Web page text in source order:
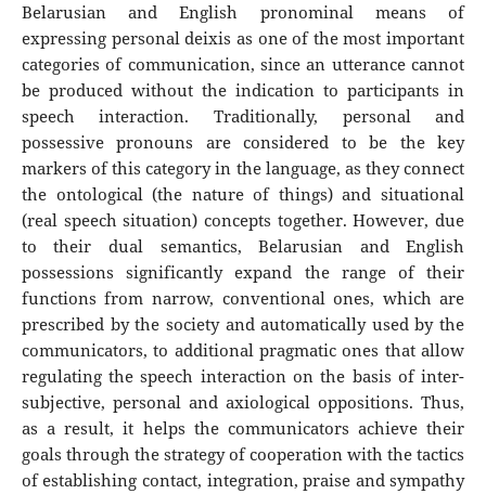
Belarusian and English pronominal means of
expressing personal deixis as one of the most important
categories of communication, since an utterance cannot
be produced without the indication to participants in
speech interaction. Traditionally, personal and
possessive pronouns are considered to be the key
markers of this category in the language, as they connect
the ontological (the nature of things) and situational
(real speech situation) concepts together. However, due
to their dual semantics, Belarusian and English
possessions significantly expand the range of their
functions from narrow, conventional ones, which are
prescribed by the society and automatically used by the
communicators, to additional pragmatic ones that allow
regulating the speech interaction ​​on the basis of inter-
subjective, personal and axiological oppositions. Thus,
as a result, it helps the communicators achieve their
goals through the strategy of cooperation with the tactics
of establishing contact, integration, praise and sympathy